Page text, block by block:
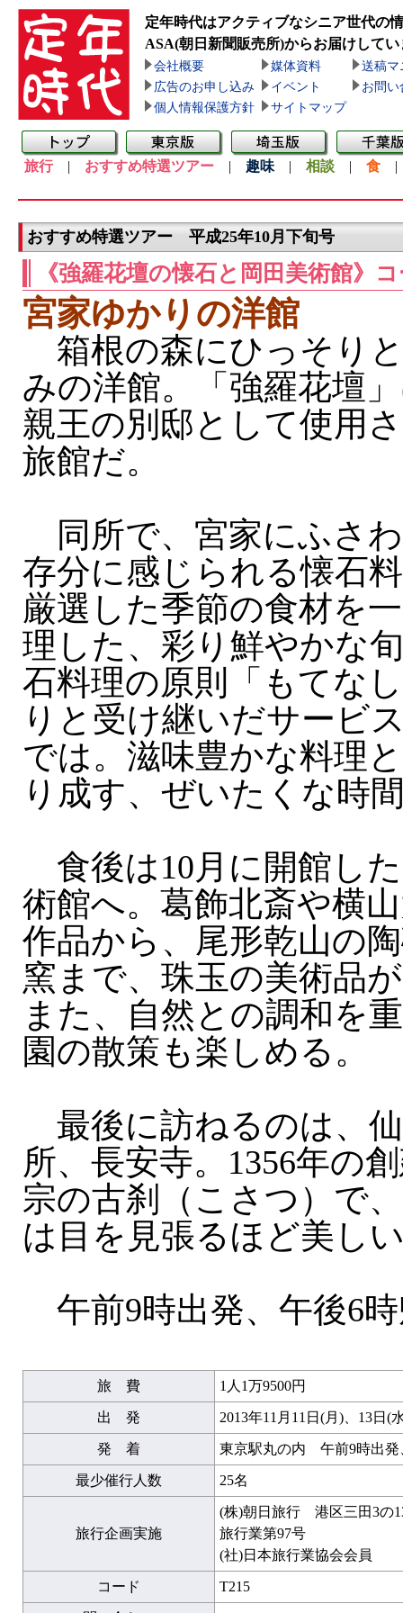
定年時代はアクティブなシニア世代の
ASA(朝日新聞販売所)からお届けしてい
会社概要 媒体資料
送稿マ
広告のお申し込み
イベント
お問い
個人情報保護方針
サイトマップ
旅行| おすすめ特選ツアー | 趣味 | 相談 | 食
おすすめ特選ツアー 平成25年10月下旬号
《強羅花壇の懐石と岡田美術館》
宮家ゆかりの洋館
箱根の森にひっそり
みの洋館。「強羅花壇
親王の別邸として使用
旅館だ。
同所で、宮家にふさ
存分に感じられる懐石
厳選した季節の食材を
理した、彩り鮮やかな
石料理の原則「もてな
りと受け継いだサービ
では。滋味豊かな料理
り成す、ぜいたくな時
食後は10月に開館し
術館へ。葛飾北斎や横
作品から、尾形乾山の
窯まで、珠玉の美術品
また、自然との調和を
園の散策も楽しめる。
最後に訪ねるのは、
所、長安寺。1356年の
宗の古刹（こさつ）で
は目を見張るほど美し
午前9時出発、午後6
旅 費 1人1万9500円
出 発 2013年11月11日(月)、13日(
発 着 東京駅丸の内 午前9時出発
最少催行人数 25名
旅行企画実施
(株)朝日旅行 港区三田3の
旅行業第97号
(社)日本旅行業協会会員
コード T215